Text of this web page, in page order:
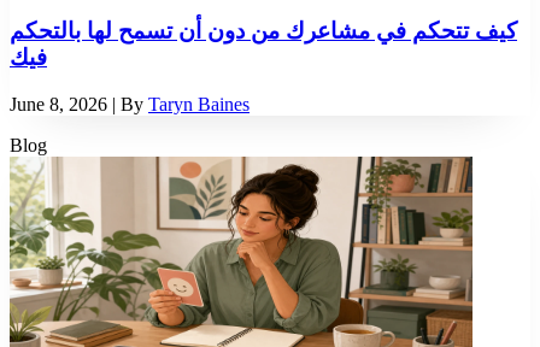
كيف تتحكم في مشاعرك من دون أن تسمح لها بالتحكم
فيك
June 8, 2026 | By Taryn Baines
Blog